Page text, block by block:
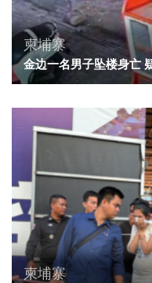
柬埔寨
金边一名男子坠楼身亡
柬埔寨